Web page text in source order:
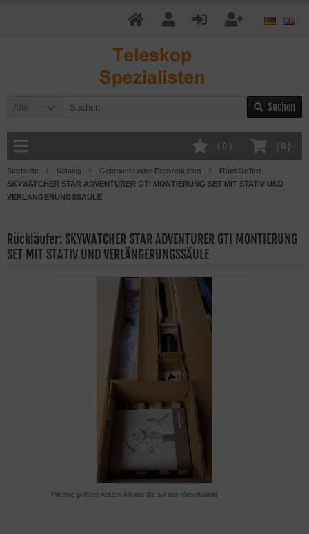
Alle Suchen
( 0 )
( 0 )
Startseite Katalog Gebraucht oder Preisreduziert
Rückläufer:
SKYWATCHER STAR ADVENTURER GTI MONTIERUNG SET MIT STATIV UND
VERLÄNGERUNGSSÄULE
Rückläufer: SKYWATCHER STAR ADVENTURER GTI MONTIERUNG
SET MIT STATIV UND VERLÄNGERUNGSSÄULE
Für eine größere Ansicht klicken Sie auf das Vorschaubild